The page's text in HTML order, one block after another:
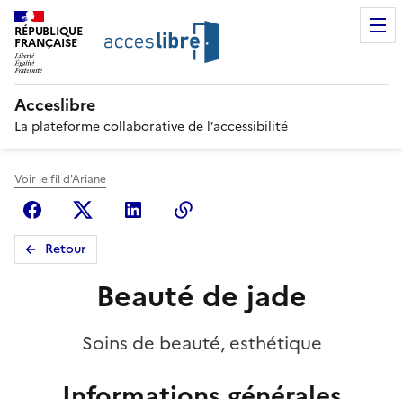
RÉPUBLIQUE
FRANÇAISE
Acceslibre
La plateforme collaborative de l’accessibilité
Voir le fil d'Ariane
FacebookX (anciennement Twitter)
Linkedin
Retour
Beauté de jade
Soins de beauté, esthétique